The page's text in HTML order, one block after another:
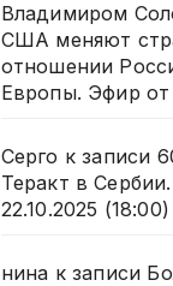
Владимиром
США меняют
отношении
Европы. Эфир от
Серго к записи
Теракт в
22.10.2025 (18:00)
нина к записи